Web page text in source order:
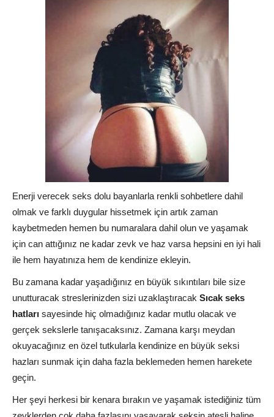
Enerji verecek seks dolu bayanlarla renkli sohbetlere dahil
olmak ve farklı duygular hissetmek için artık zaman
kaybetmeden hemen bu numaralara dahil olun ve yaşamak
için can attığınız ne kadar zevk ve haz varsa hepsini en iyi hali
ile hem hayatınıza hem de kendinize ekleyin.
Bu zamana kadar yaşadığınız en büyük sıkıntıları bile size
unutturacak streslerinizden sizi uzaklaştıracak Sıcak seks
hatları sayesinde hiç olmadığınız kadar mutlu olacak ve
gerçek sekslerle tanışacaksınız. Zamana karşı meydan
okuyacağınız en özel tutkularla kendinize en büyük seksi
hazları sunmak için daha fazla beklemeden hemen harekete
geçin.
Her şeyi herkesi bir kenara bırakın ve yaşamak istediğiniz tüm